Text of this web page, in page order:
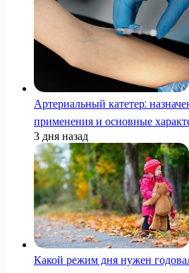
Артериальный катетер:
применения и основные
3 дня назад
Какой режим дня нужен